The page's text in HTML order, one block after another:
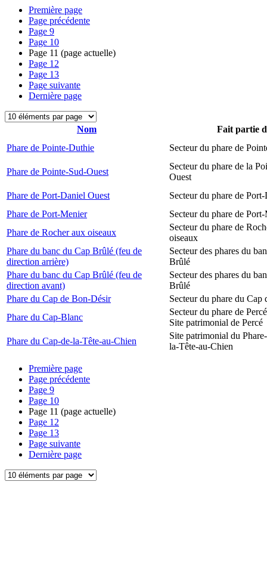
Première page
Page précédente
Page 9
Page 10
Page 11 (page actuelle)
Page 12
Page 13
Page suivante
Dernière page
Nom
Fait partie
Phare de Pointe-Duthie
Secteur du phare de
Phare de Pointe-Sud-Ouest
Secteur du phare de la
Ouest
Phare de Port-Daniel Ouest
Secteur du phare de
Phare de Port-Menier
Secteur du phare de
Phare de Rocher aux oiseaux
Secteur du phare de
oiseaux
Phare du banc du Cap Brûlé (feu de
direction arrière)
Secteur des phares du
Brûlé
Phare du banc du Cap Brûlé (feu de
direction avant)
Secteur des phares du
Brûlé
Phare du Cap de Bon-Désir
Secteur du phare du Cap
Phare du Cap-Blanc
Secteur du phare de Percé
Site patrimonial de Percé
Phare du Cap-de-la-Tête-au-Chien
Site patrimonial du
la-Tête-au-Chien
Première page
Page précédente
Page 9
Page 10
Page 11 (page actuelle)
Page 12
Page 13
Page suivante
Dernière page